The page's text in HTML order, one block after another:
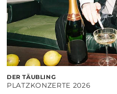
DER TÄUBLING
PLATZKONZERTE 2026